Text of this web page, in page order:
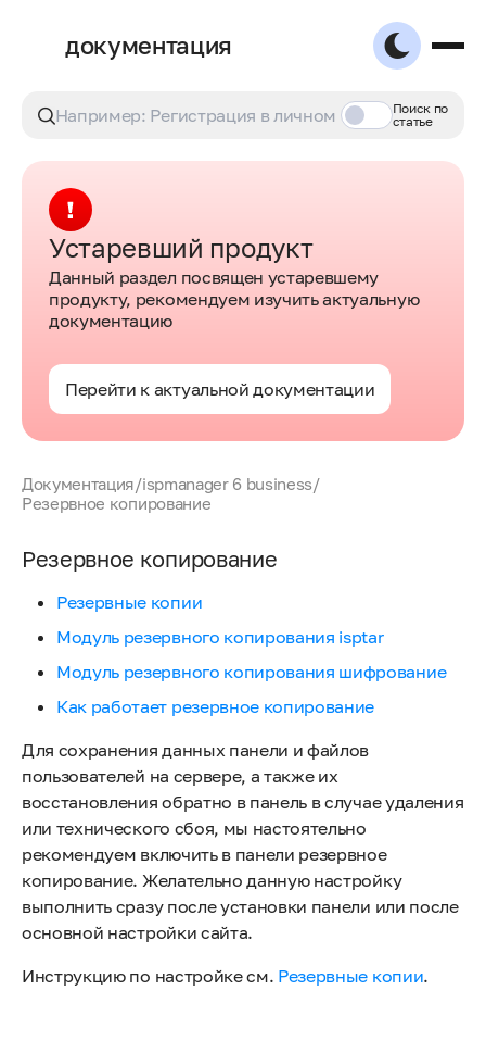
документация
Поиск по
статье
Устаревший продукт
Данный раздел посвящен устаревшему
продукту, рекомендуем изучить актуальную
документацию
Перейти к актуальной документации
Документация/ispmanager 6 business/
Резервное копирование
Резервное копирование
Резервные копии
Модуль резервного копирования isptar
Модуль резервного копирования шифрование
Как работает резервное копирование
Для сохранения данных панели и файлов
пользователей на сервере, а также их
восстановления обратно в панель в случае удаления
или технического сбоя, мы настоятельно
рекомендуем включить в панели резервное
копирование. Желательно данную настройку
выполнить сразу после установки панели или после
основной настройки сайта.
Инструкцию по настройке см. Резервные копии.